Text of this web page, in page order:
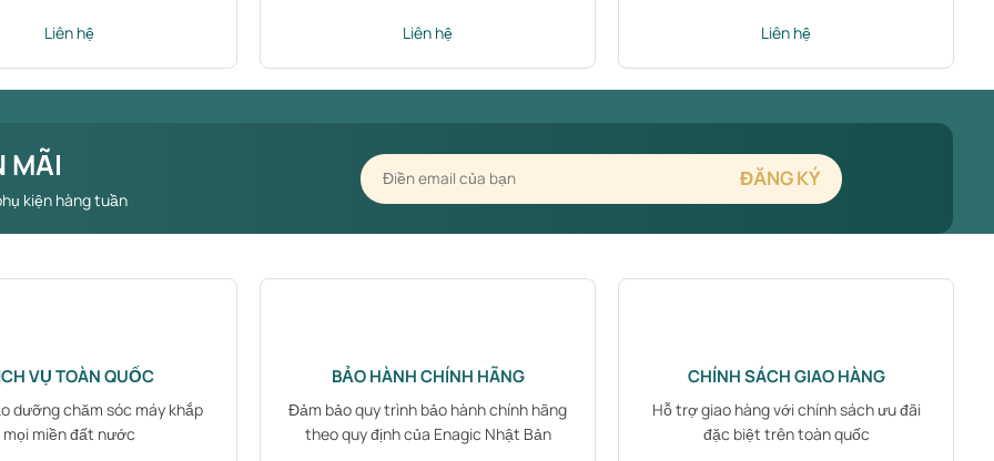
Liên hệ Liên hệ Liên hệ
MÃI
kiện hàng tuần
VỤ TOÀN QUỐC
dưỡng chăm sóc máy khắp
mọi miền đất nước
BẢO HÀNH CHÍNH HÃNG
Đảm bảo quy trình bảo hành chính hãng
theo quy định của Enagic Nhật Bản
CHÍNH SÁCH GIAO HÀNG
Hỗ trợ giao hàng với chính sách ưu đãi
đặc biệt trên toàn quốc